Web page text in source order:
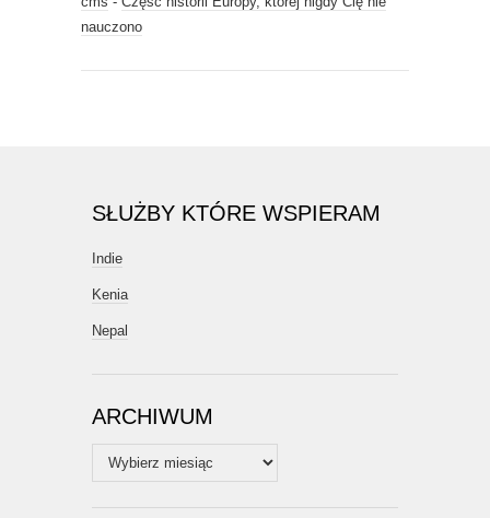
nauczono
SŁUŻBY KTÓRE WSPIERAM
Indie
Kenia
Nepal
ARCHIWUM
Archiwum